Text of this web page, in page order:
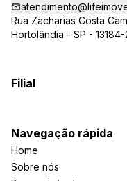
Rua Zacharias Costa
Hortolândia - SP -
Filial
Navegação rápida
Home
Sobre nós